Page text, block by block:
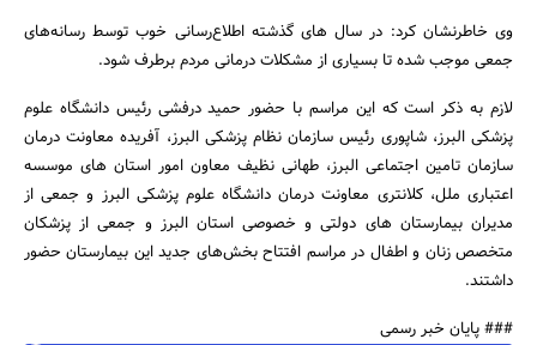
وی خاطرنشان کرد: در سال های گذشته اطلاع‌رسانی خوب توسط رسانه‌های
جمعی موجب شده تا بسیاری از مشکلات درمانی مردم برطرف شود.
لازم به ذکر است که این مراسم با حضور حمید درفشی رئیس دانشگاه علوم
پزشکی البرز، شاپوری رئیس سازمان نظام پزشکی البرز، آفریده معاونت درمان
سازمان تامین اجتماعی البرز، طهانی نظیف معاون امور استان های موسسه
اعتباری ملل، کلانتری معاونت درمان دانشگاه علوم پزشکی البرز و جمعی از
مدیران بیمارستان های دولتی و خصوصی استان البرز و جمعی از پزشکان
متخصص زنان و اطفال در مراسم افتتاح بخش‌های جدید این بیمارستان حضور
داشتند.
### پایان خبر رسمی